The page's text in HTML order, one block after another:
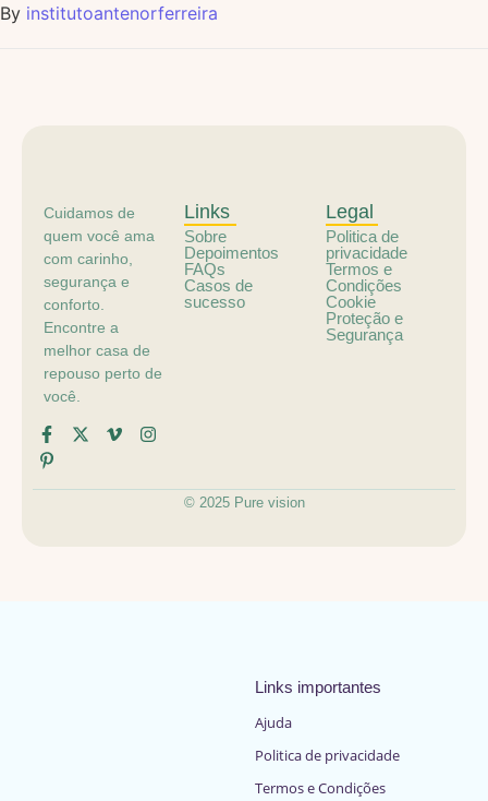
By institutoantenorferreira
Cuidamos de
quem você ama
com carinho,
segurança e
conforto.
Encontre a
melhor casa de
repouso perto de
você.
Links
Sobre
Depoimentos
FAQs
Casos de
sucesso
Legal
Politica de
privacidade
Termos e
Condições
Cookie
Proteção e
Segurança
© 2025 Pure vision
Links importantes
Ajuda
Politica de privacidade
Termos e Condições